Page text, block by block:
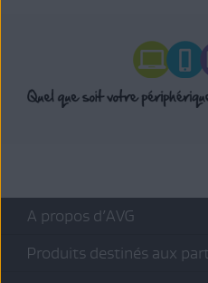
A propos d’AVG
Produits destinés aux